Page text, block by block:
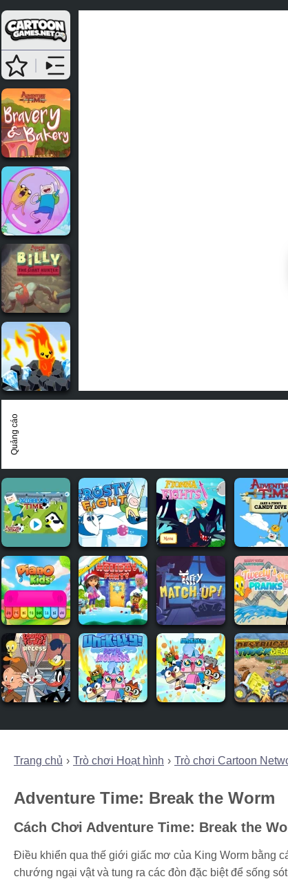
Trang chủ Trò chơi Hoạt hình Trò chơi Cartoon
Adventure Time: Break the Worm
Cách Chơi Adventure Time: Break the
Điều khiển qua thế giới giấc mơ của King Worm bằng
chướng ngại vật và tung ra các đòn đặc biệt để sống
Quảng cáo